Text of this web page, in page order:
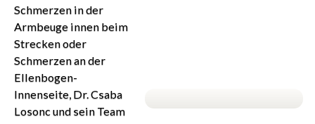
Schmerzen in der
Armbeuge innen beim
Strecken oder
Schmerzen an der
Ellenbogen-
Innenseite, Dr. Csaba
Losonc und sein Team